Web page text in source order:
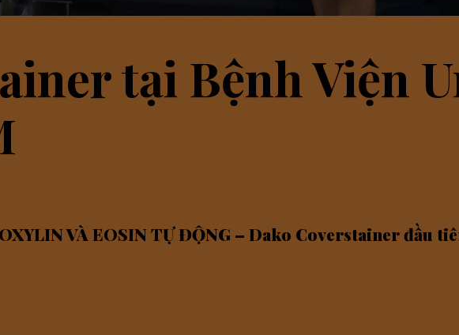
tại Bệnh Viện
VÀ EOSIN TỰ ĐỘNG – Dako Coverstainer đầu